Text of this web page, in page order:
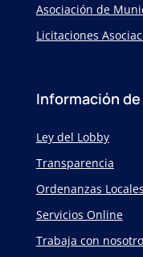
Asociación de
Licitaciones
Información
Ley del Lobby
Transparencia
Ordenanzas Locales
Servicios Online
Trabaja con